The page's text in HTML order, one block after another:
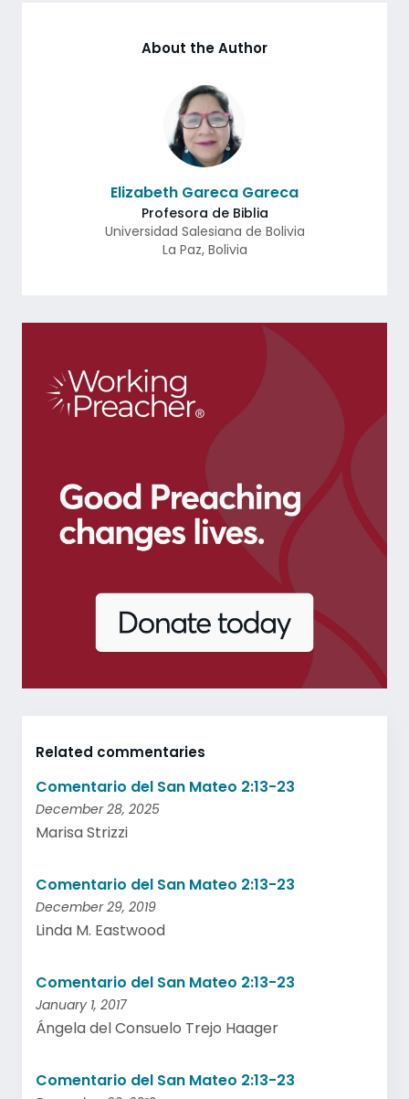
About the Author
Elizabeth Gareca Gareca
Profesora de Biblia
Universidad Salesiana de Bolivia
La Paz, Bolivia
Related commentaries
Comentario del San Mateo 2:13-23
December 28, 2025
Marisa Strizzi
Comentario del San Mateo 2:13-23
December 29, 2019
Linda M. Eastwood
Comentario del San Mateo 2:13-23
January 1, 2017
Ángela del Consuelo Trejo Haager
Comentario del San Mateo 2:13-23